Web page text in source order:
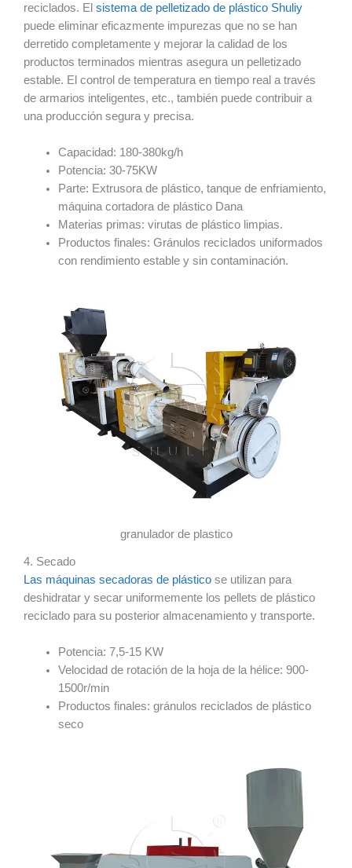
reciclados. El sistema de pelletizado de plástico Shuliy
puede eliminar eficazmente impurezas que no se han
derretido completamente y mejorar la calidad de los
productos terminados mientras asegura un pelletizado
estable. El control de temperatura en tiempo real a través
de armarios inteligentes, etc., también puede contribuir a
una producción segura y precisa.
Capacidad: 180-380kg/h
Potencia: 30-75KW
Parte: Extrusora de plástico, tanque de enfriamiento,
máquina cortadora de plástico Dana
Materias primas: virutas de plástico limpias.
Productos finales: Gránulos reciclados uniformados
con rendimiento estable y sin contaminación.
granulador de plastico
4. Secado
Las máquinas secadoras de plástico se utilizan para
deshidratar y secar uniformemente los pellets de plástico
reciclado para su posterior almacenamiento y transporte.
Potencia: 7,5-15 KW
Velocidad de rotación de la hoja de la hélice: 900-
1500r/min
Productos finales: gránulos reciclados de plástico
seco